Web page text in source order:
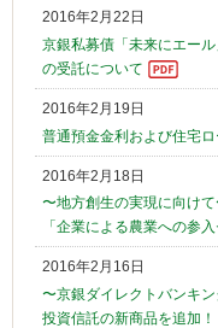
2016年2月22日
京銀私募債「未来にエー
の受託について
2016年2月19日
普通預金金利および住宅
2016年2月18日
〜地方創生の実現に向け
「企業による農業への参
2016年2月16日
〜京銀ダイレクトバンキ
投資信託の新商品を追加！